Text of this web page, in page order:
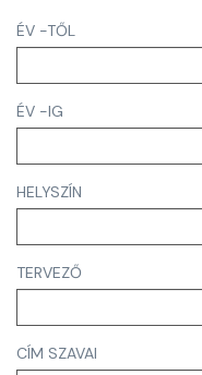
ÉV -TŐL
ÉV -IG
HELYSZÍN
TERVEZŐ
CÍM SZAVAI